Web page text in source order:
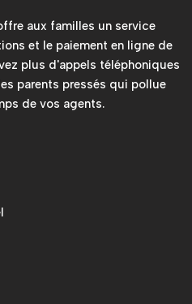
aux familles un service
et le paiement en ligne de
plus d'appels téléphoniques
parents pressés qui pollue
de vos agents.